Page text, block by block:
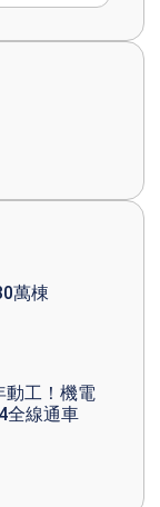
萬棟
動工！機電
全線通車